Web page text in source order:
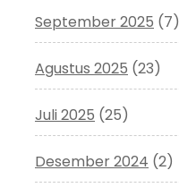
September 2025 (7)
Agustus 2025 (23)
Juli 2025 (25)
Desember 2024 (2)